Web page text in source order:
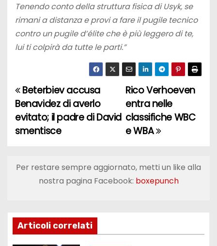
Tenendo conto della struttura fisica di Usyk, se
rimani a distanza e provi a fare il pugile tecnico
contro un pugile d’élite che è più leggero di te,
lui ti colpirà da tutte le parti.”
N
a
v
g
z
i
Rico Verhoeven
entra nelle
classifiche WBC
e WBA
Beterbiev accusa
Benavidez di averlo
evitato; il padre di David
smentisce
Per restare sempre aggiornato, metti un like alla
nostra pagina Facebook: boxepunch
Articoli correlati